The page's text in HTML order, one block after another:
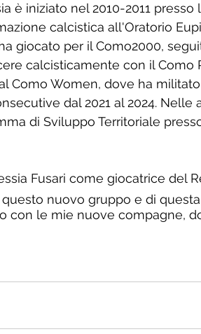
è iniziato nel 2010-2011 presso
calcistica all'Oratorio
giocato per il Como2000,
calcisticamente con il Como
Como Women, dove ha
dal 2021 al 2024. Nelle
di Sviluppo Territoriale
Fusari come giocatrice del
nuovo gruppo e di
con le mie nuove compagne,